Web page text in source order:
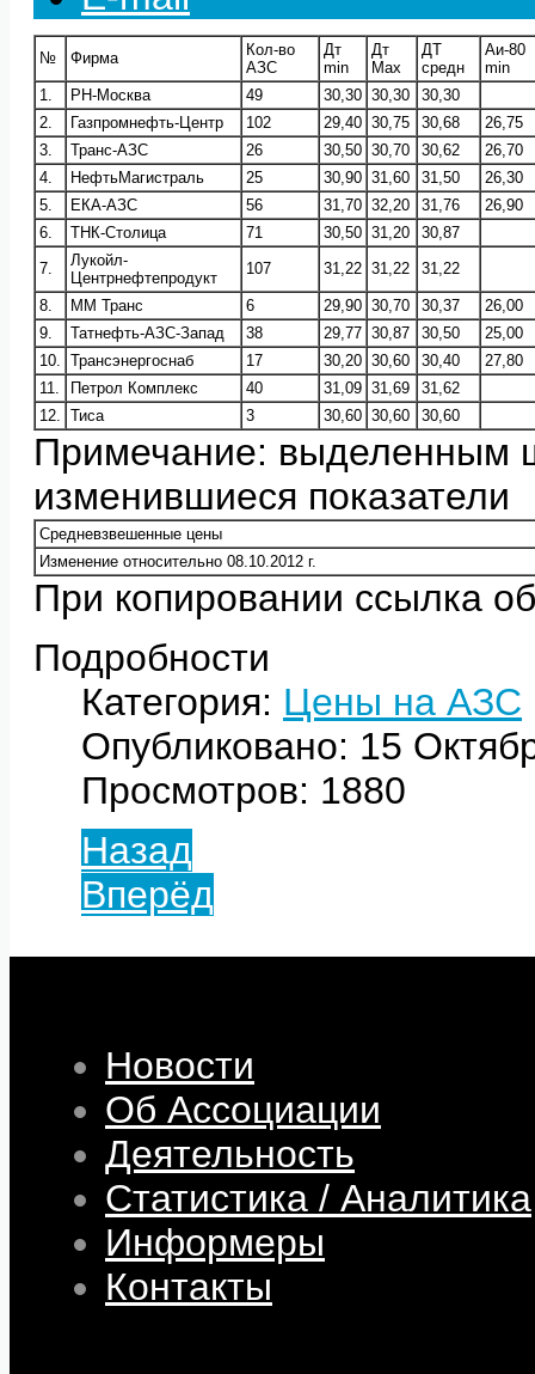
№ Фирма
Кол-во
АЗС
Дт
min
Дт
Max
ДТ
средн
Аи-80
min
1.
РН-Москва 49 30,30 30,30
30,30
2.
Газпромнефть-Центр 102 29,40 30,75 30,68
26,75
3.
Транс-АЗС 26 30,50 30,70 30,62
26,70
4.
НефтьМагистраль 25 30,90 31,60 31,50
26,30
5.
ЕКА-АЗС 56 31,70 32,20 31,76
26,90
6.
ТНК-Столица 71 30,50 31,20
30,87
7.
Лукойл-
Центрнефтепродукт
107 31,22 31,22 31,22
8. ММ Транс 6 29,90 30,70 30,37
26,00
9.
Татнефть-АЗС-Запад 38 29,77 30,87 30,50
25,00
10.
Трансэнергоснаб 17 30,20 30,60 30,40
27,80
11.
Петрол Комплекс 40 31,09 31,69
31,62
12.
Тиса 3 30,60 30,60 30,60
Примечание: выделенным
изменившиеся показатели
Средневзвешенные цены
Изменение относительно 08.10.2012 г.
При копировании ссылка
Подробности
Категория: Цены на АЗС
Опубликовано: 15
Просмотров: 1880
Назад
Вперёд
Новости
Об Ассоциации
Деятельность
Статистика / Аналитика
Информеры
Контакты